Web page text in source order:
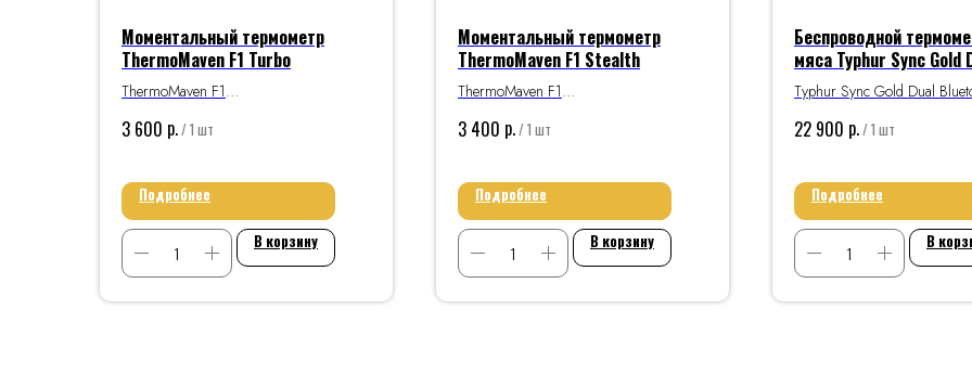
Моментальный термометр
ThermoMaven F1 Turbo
ThermoMaven F1
мгновенным считыванием показаний.
3 600 р./1 шт
Подробнее
В корзину
Моментальный термометр
ThermoMaven F1 Stealth
ThermoMaven F1
мгновенным считыванием показаний.
3 400 р./1 шт
Подробнее
В корзину
Беспроводной
мяса Typhur Sync Gold
Typhur Sync Gold Dual
двумя щупами.
22 900 р./1 шт
Подробнее
В